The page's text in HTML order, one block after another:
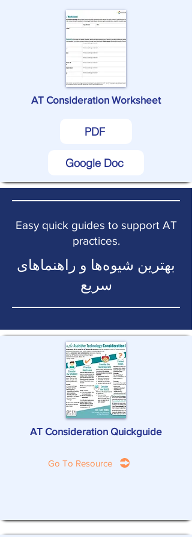
AT Consideration Worksheet
PDF
Google Doc
Easy quick guides to support AT
practices.
بهترین شیوه‌ها و راهنماهای
سریع
AT Consideration Quickguide
Go To Resource